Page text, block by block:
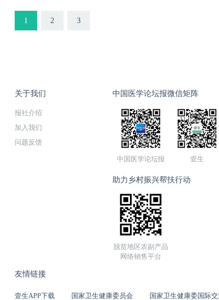
1 2 3
关于我们
报社介绍
加入我们
问题反馈
中国医学论坛报微信矩阵
中国医学论坛报 壹生
助力乡村振兴帮扶行动
脱贫地区农副产品
网络销售平台
友情链接
壹生APP下载 国家卫生健康委员会 国家卫生健康委国际